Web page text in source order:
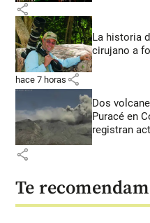
share
La historia
cirujano a
hace 7 horas share
Dos
Puracé en
registran
share
Te